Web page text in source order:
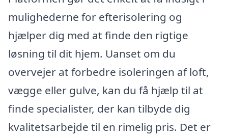
mulighederne for efterisolering og
hjælper dig med at finde den rigtige
løsning til dit hjem. Uanset om du
overvejer at forbedre isoleringen af loft,
vægge eller gulve, kan du få hjælp til at
finde specialister, der kan tilbyde dig
kvalitetsarbejde til en rimelig pris. Det er